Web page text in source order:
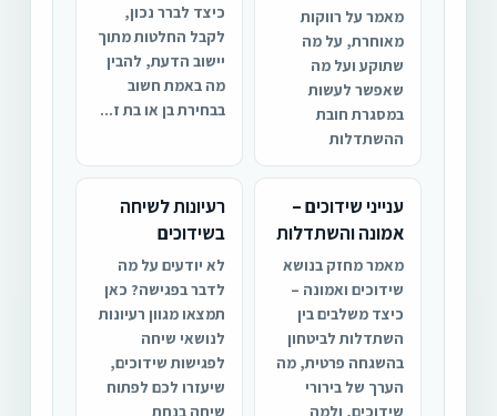
מאמר על רווקות
מאוחרת, על מה
שתוקע ועל מה
שאפשר לעשות
במסגרת חובת
ההשתדלות
כיצד לברר נכון,
לקבל החלטות מתוך
יישוב הדעת, להבין
מה באמת חשוב
בבחירת בן או בת ז...
ענייני שידוכים –
אמונה והשתדלות
מאמר מחזק בנושא
שידוכים ואמונה –
כיצד משלבים בין
השתדלות לביטחון
בהשגחה פרטית, מה
הערך של בירורי
שידוכים, ולמה
רעיונות לשיחה
בשידוכים
לא יודעים על מה
לדבר בפגישה? כאן
תמצאו מגוון רעיונות
לנושאי שיחה
לפגישות שידוכים,
שיעזרו לכם לפתוח
שיחה בנחת